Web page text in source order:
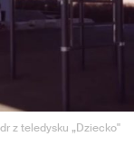
z teledysku „Dziecko"